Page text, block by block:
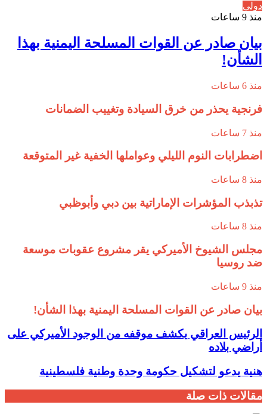
دولي
منذ 9 ساعات
بيان صادر عن القوات المسلحة اليمنية بهذا
الشأن!
منذ 6 ساعات
فرنجية يحذر من خرق السيادة وتغييب الضمانات
منذ 7 ساعات
اضطرابات النوم الليلي وعواملها الخفية غير المتوقعة
منذ 8 ساعات
تذبذب المؤشرات الإماراتية بين دبي وأبوظبي
منذ 8 ساعات
مجلس الشيوخ الأميركي يقر مشروع عقوبات موسعة
ضد روسيا
منذ 9 ساعات
بيان صادر عن القوات المسلحة اليمنية بهذا الشأن!
الرئيس العراقي يكشف موقفه من الوجود الأميركي على
أراضي بلاده
هنية يدعو لتشكيل حكومة وحدة وطنية فلسطينية
مقالات ذات صلة